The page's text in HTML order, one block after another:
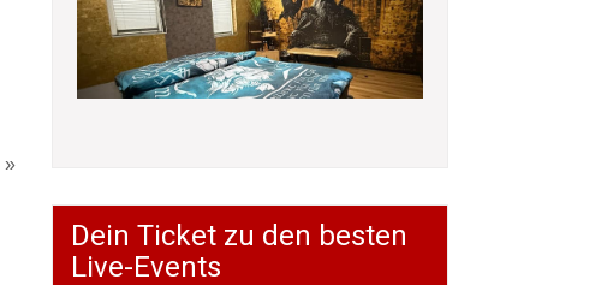
»
Dein Ticket zu den besten
Live-Events